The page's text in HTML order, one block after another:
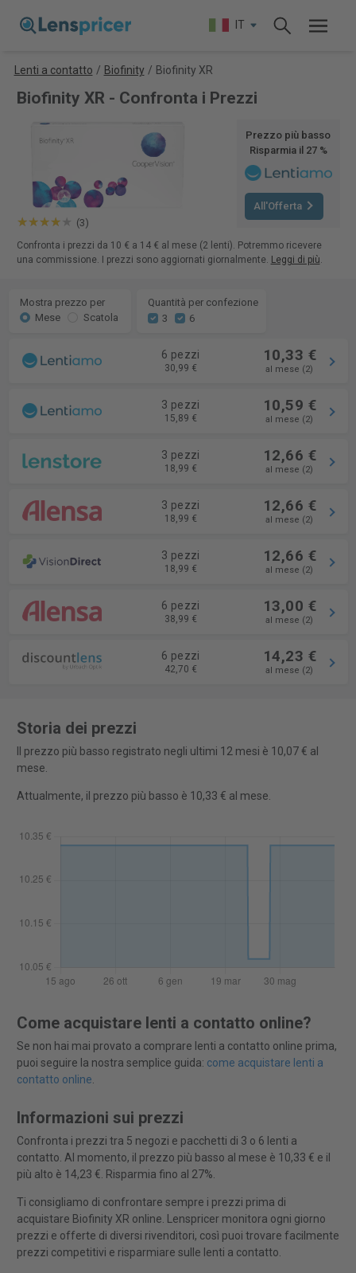
IT
Lenti a contatto / Biofinity / Biofinity XR
Biofinity XR - Confronta i Prezzi
(3)
Prezzo più basso
Risparmia il 27 %
All'Offerta
Confronta i prezzi da 10 € a 14 € al mese (2 lenti). Potremmo ricevere
una commissione. I prezzi sono aggiornati giornalmente. Leggi di più.
Mostra prezzo per
Mese
Scatola
Quantità per confezione
3
6
6 pezzi
30,99 €
10,33 €
al mese (2)
3 pezzi
15,89 €
10,59 €
al mese (2)
3 pezzi
18,99 €
12,66 €
al mese (2)
3 pezzi
18,99 €
12,66 €
al mese (2)
3 pezzi
18,99 €
12,66 €
al mese (2)
6 pezzi
38,99 €
13,00 €
al mese (2)
6 pezzi
42,70 €
14,23 €
al mese (2)
Storia dei prezzi
Il prezzo più basso registrato negli ultimi 12 mesi è 10,07 € al
mese.
Attualmente, il prezzo più basso è 10,33 € al mese.
Come acquistare lenti a contatto online?
Se non hai mai provato a comprare lenti a contatto online prima,
puoi seguire la nostra semplice guida: come acquistare lenti a
contatto online.
Informazioni sui prezzi
Confronta i prezzi tra 5 negozi e pacchetti di 3 o 6 lenti a
contatto. Al momento, il prezzo più basso al mese è 10,33 € e il
più alto è 14,23 €. Risparmia fino al 27%.
Ti consigliamo di confrontare sempre i prezzi prima di
acquistare Biofinity XR online. Lenspricer monitora ogni giorno
prezzi e offerte di diversi rivenditori, così puoi trovare facilmente
prezzi competitivi e risparmiare sulle lenti a contatto.